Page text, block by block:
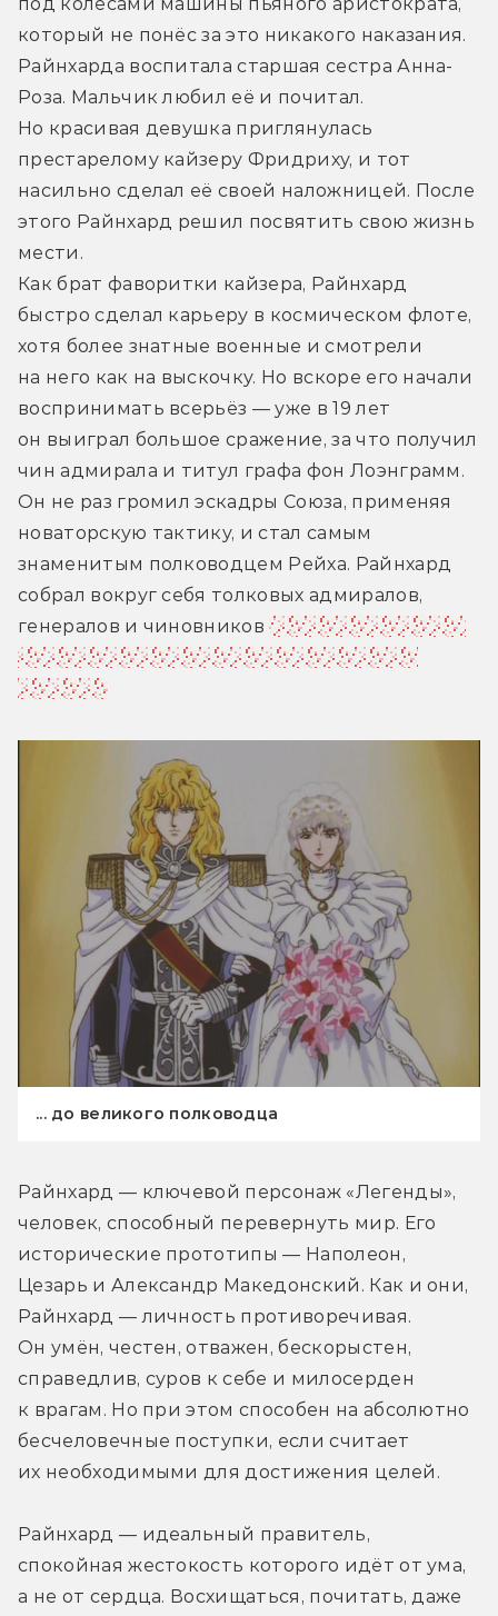
который не понёс за это никакого наказания.
Райнхарда воспитала старшая сестра Анна-
Роза. Мальчик любил её и почитал.
Но красивая девушка приглянулась
престарелому кайзеру Фридриху, и тот
насильно сделал её своей наложницей. После
этого Райнхард решил посвятить свою жизнь
мести.
Как брат фаворитки кайзера, Райнхард
быстро сделал карьеру в космическом флоте,
хотя более знатные военные и смотрели
на него как на выскочку. Но вскоре его начали
воспринимать всерьёз — уже в 19 лет
он выиграл большое сражение, за что получил
чин адмирала и титул графа фон Лоэнграмм.
Он не раз громил эскадры Союза, применяя
новаторскую тактику, и стал самым
знаменитым полководцем Рейха. Райнхард
собрал вокруг себя толковых адмиралов,
генералов и чиновников и теперь был готов
обратить оружие против ненавистного
кайзера...
... до великого полководца
Райнхард — ключевой персонаж «Легенды»,
человек, способный перевернуть мир. Его
исторические прототипы — Наполеон,
Цезарь и Александр Македонский. Как и они,
Райнхард — личность противоречивая.
Он умён, честен, отважен, бескорыстен,
справедлив, суров к себе и милосерден
к врагам. Но при этом способен на абсолютно
бесчеловечные поступки, если считает
их необходимыми для достижения целей.
Райнхард — идеальный правитель,
спокойная жестокость которого идёт от ума,
а не от сердца. Восхищаться, почитать, даже